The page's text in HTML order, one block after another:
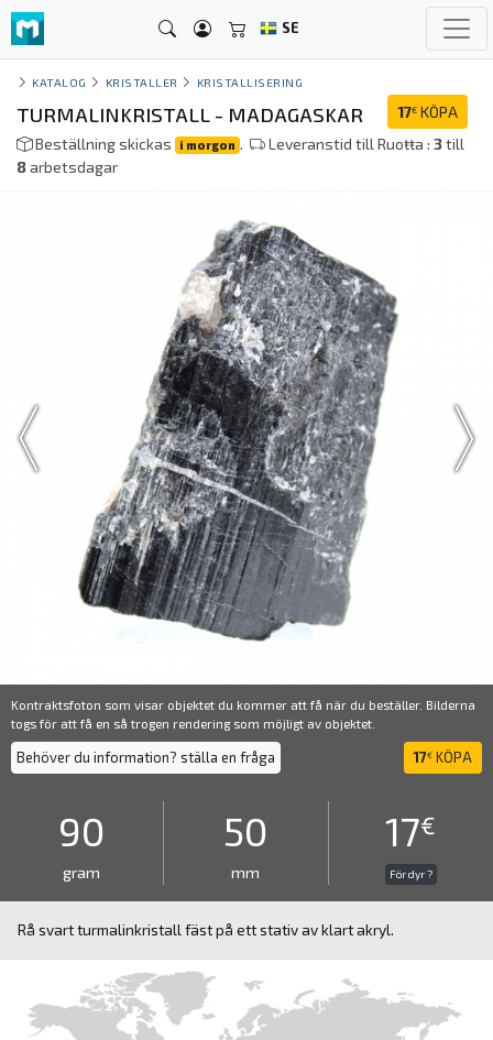
SE
KATALOG KRISTALLER KRISTALLISERING
17€ KÖPA
TURMALINKRISTALL - MADAGASKAR
Beställning skickas i morgon . Leveranstid till Ruoŧŧa :3till
8arbetsdagar
Kontraktsfoton som visar objektet du kommer att få när du beställer. Bilderna
togs för att få en så trogen rendering som möjligt av objektet.
Behöver du information? ställa en fråga 17€ KÖPA
90
gram
50
mm
17€
För dyr ?
Rå svart turmalinkristall fäst på ett stativ av klart akryl.